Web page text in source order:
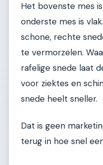
Het bovenste mes
onderste mes is
schone, rechte
te vermorzelen.
rafelige snede laat
voor ziektes en
snede heelt sneller.
Dat is geen
terug in hoe snel